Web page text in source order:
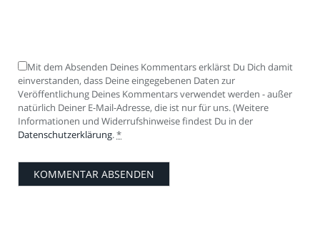
Mit dem Absenden Deines Kommentars erklärst Du Dich damit
einverstanden, dass Deine eingegebenen Daten zur
Veröffentlichung Deines Kommentars verwendet werden - außer
natürlich Deiner E-Mail-Adresse, die ist nur für uns. (Weitere
Informationen und Widerrufshinweise findest Du in der
Datenschutzerklärung.*